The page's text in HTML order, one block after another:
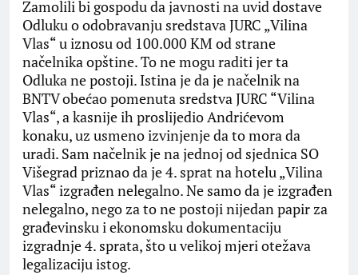
Zamolili bi gospodu da javnosti na uvid dostave
Odluku o odobravanju sredstava JURC „Vilina
Vlas“ u iznosu od 100.000 KM od strane
načelnika opštine. To ne mogu raditi jer ta
Odluka ne postoji. Istina je da je načelnik na
BNTV obećao pomenuta sredstva JURC “Vilina
Vlas“, a kasnije ih proslijedio Andrićevom
konaku, uz usmeno izvinjenje da to mora da
uradi. Sam načelnik je na jednoj od sjednica SO
Višegrad priznao da je 4. sprat na hotelu „Vilina
Vlas“ izgrađen nelegalno. Ne samo da je izgrađen
nelegalno, nego za to ne postoji nijedan papir za
građevinsku i ekonomsku dokumentaciju
izgradnje 4. sprata, što u velikoj mjeri otežava
legalizaciju istog.